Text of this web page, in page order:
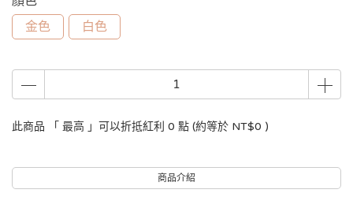
金色
白色
此商品 「 最高 」可以折抵紅利 0 點 (約等於 NT$0 )
商品介紹